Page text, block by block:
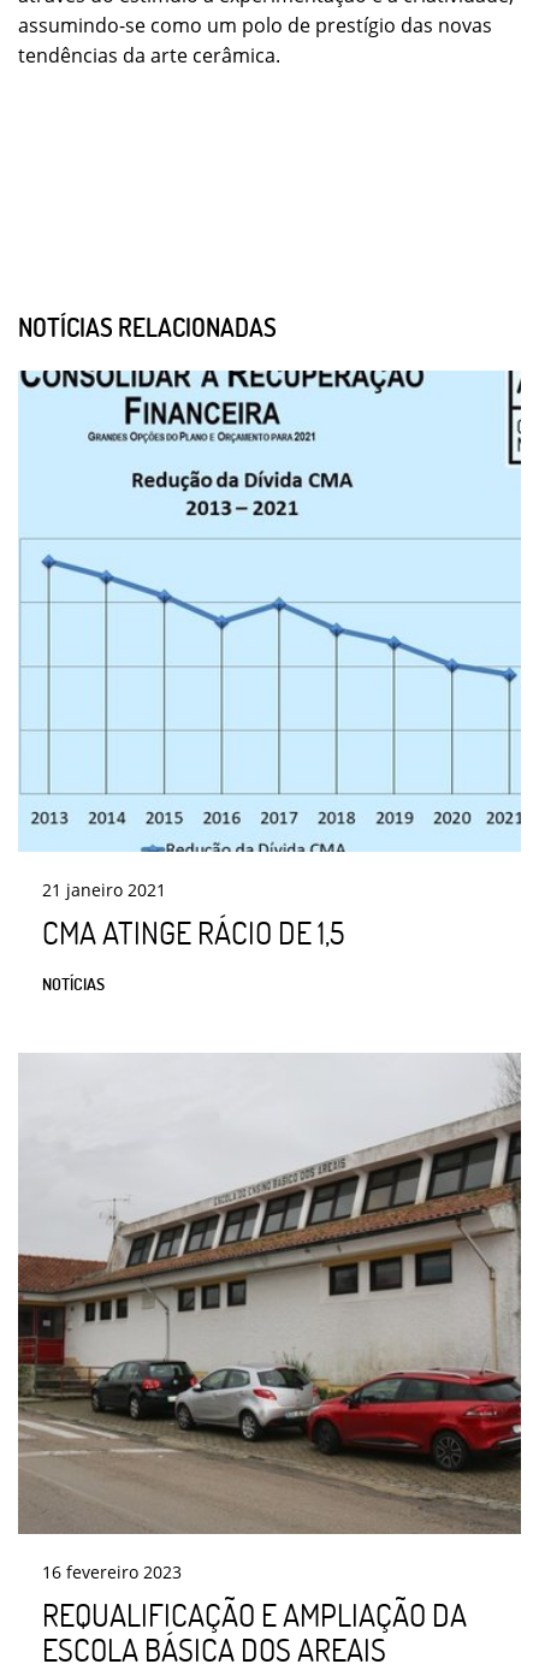
assumindo-se como um polo de prestígio das novas
tendências da arte cerâmica.
NOTÍCIAS RELACIONADAS
21 janeiro 2021
CMA ATINGE RÁCIO DE 1,5
NOTÍCIAS
16 fevereiro 2023
REQUALIFICAÇÃO E AMPLIAÇÃO DA
ESCOLA BÁSICA DOS AREAIS